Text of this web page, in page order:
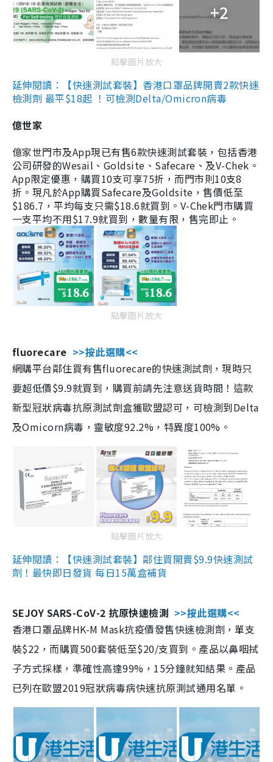
+2
點擊圖片放大
延伸閱讀：【快速測試套裝】香港口罩品牌開賣2款快速
檢測劑 最平$18起 ！可檢測Delta/Omicron病毒
億世家
億家世門市及App現已有售6款快速測試套裝，包括香港
公司研發的Wesail、Goldsite、Safecare、及V-Chek。
App限定優惠，購買10支可享75折，而門市則10支8
折。現凡於App購買Safecare及Goldsite，售價低至
$186.7，平均每支只需$18.6就買到。V-Chek門市購買
一支平均不用$17.9就買到，數量有限，售完即止。
點擊圖片放大
fluorecare >>按此選購<<
網購平台鄰住買有售fluorecare的快速測試劑，現時只
要超低價$9.9就買到，購買前請先注意送貨時間！這款
新型冠狀病毒抗原測試劑盒獲歐盟認可，可檢測到Delta
及Omicorn病毒，靈敏度92.2%，特異度100%。
點擊圖片放大
延伸閱讀：【快速測試套裝】鄰住買開賣$9.9快速測試
劑！最快即日發貨 每日15萬盒補貨
SEJOY SARS-CoV-2 抗原快速檢測 >>按此選購<<
香港口罩品牌HK-M Mask抗疫價發售快速檢測劑，單支
裝$22，而購買500套裝低至$20/支買到。產品以鼻咽拭
子方式採樣，準確性高達99%，15分鐘就知結果。產品
已列在歐盟2019冠狀病毒病快速抗原測試通用名單。